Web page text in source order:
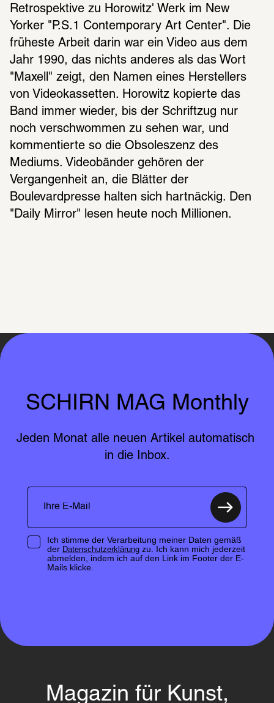
Retrospektive zu Horowitz' Werk im New
Yorker "P.S.1 Contemporary Art Center". Die
früheste Arbeit darin war ein Video aus dem
Jahr 1990, das nichts anderes als das Wort
"Maxell" zeigt, den Namen eines Herstellers
von Videokassetten. Horowitz kopierte das
Band immer wieder, bis der Schriftzug nur
noch verschwommen zu sehen war, und
kommentierte so die Obsoleszenz des
Mediums. Videobänder gehören der
Vergangenheit an, die Blätter der
Boulevardpresse halten sich hartnäckig. Den
"Daily Mirror" lesen heute noch Millionen.
SCHIRN MAG Monthly
Jeden Monat alle neuen Artikel automatisch
in die Inbox.
Ich stimme der Verarbeitung meiner Daten gemäß
der Datenschutzerklärungzu. Ich kann mich jederzeit
abmelden, indem ich auf den Link im Footer der E-
Mails klicke.
Magazin für Kunst,